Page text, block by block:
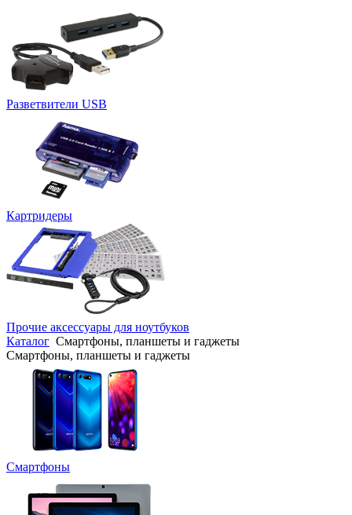
Разветвители USB
Картридеры
Прочие аксессуары для ноутбуков
Каталог Смартфоны, планшеты и гаджеты
Смартфоны, планшеты и гаджеты
Смартфоны